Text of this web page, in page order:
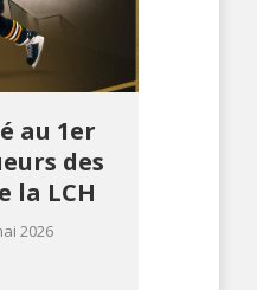
au 1er
des
la LCH
2026